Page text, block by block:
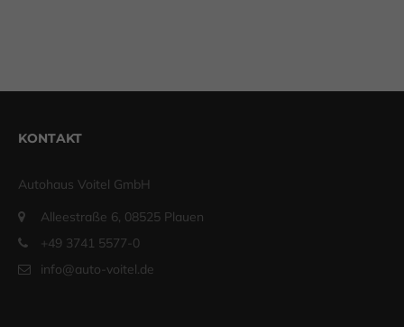
KONTAKT
Autohaus Voitel GmbH
Alleestraße 6, 08525 Plauen
+49 3741 5577-0
info@auto-voitel.de